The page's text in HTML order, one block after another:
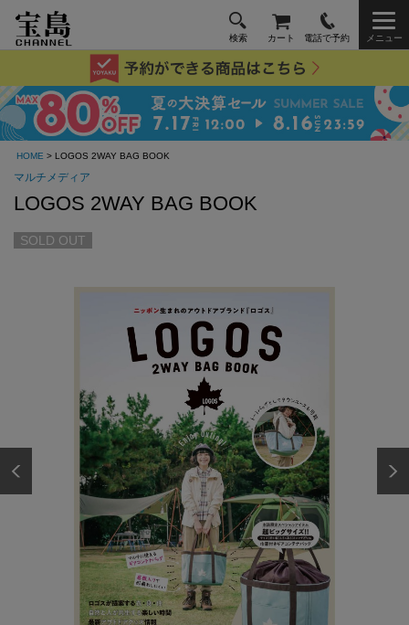
検索 カート 電話で予約 メニュー
HOME > LOGOS 2WAY BAG BOOK
マルチメディア
LOGOS 2WAY BAG BOOK
SOLD OUT